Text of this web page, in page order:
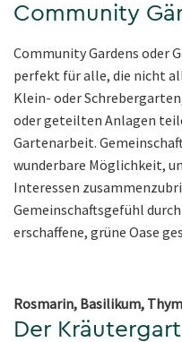
Community
Community Gardens oder
perfekt für alle, die nicht
Klein- oder
oder geteilten Anlagen
Gartenarbeit.
wunderbare Möglichkeit,
Interessen
Gemeinschaftsgefühl
erschaffene, grüne Oase
Rosmarin, Basilikum,
Der